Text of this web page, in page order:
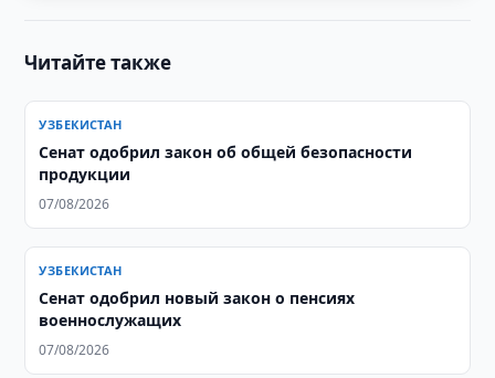
Читайте также
УЗБЕКИСТАН
Сенат одобрил закон об общей безопасности
продукции
07/08/2026
УЗБЕКИСТАН
Сенат одобрил новый закон о пенсиях
военнослужащих
07/08/2026